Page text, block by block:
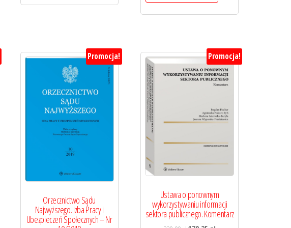
Promocja!
Orzecznictwo Sądu
Najwyższego. Izba Pracy i
Ubezpieczeń Społecznych – Nr
Promocja!
Ustawa o ponownym
wykorzystywaniu informacji
sektora publicznego. Komentarz